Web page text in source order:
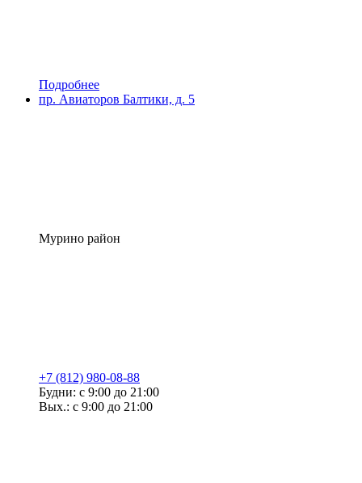
Подробнее
пр. Авиаторов Балтики, д. 5
Мурино район
+7 (812) 980-08-88
Будни: с 9:00 до 21:00
Вых.: с 9:00 до 21:00